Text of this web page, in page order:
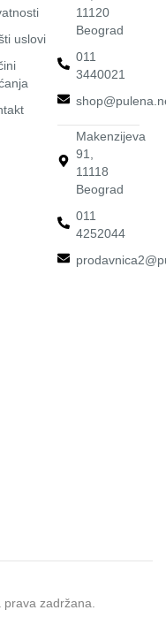
uslovi
11120
Beograd
011
3440021
Makenzijeva
91,
11118
Beograd
011
4252044
zadržana.